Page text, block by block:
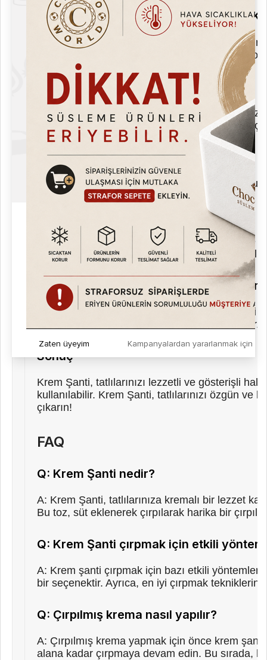
Yaş Çırpılmış Krema ve Sert Çırpılmış
Çırpılmış krema, yaş veya sert kıvamda
sahiptir. Hangi kıvamın tercih edildiğine bağlı
Krem Şanti İle Gösterişli Tatlılar
Krem Şanti, pasta, cupcake, kek gibi
Şanti lezzetiile yapılan tatlılar her zaman ilgi
Krem Şanti İle Şımartın
Krem Şanti ile yapılan tatlıları sevdiklerinize
Krem Şanti hazırlarken, uygun hızı seçmek ve
Krem Şanti yaparken her zaman başarılı
Krem Şanti İle Farklı Lezzetler Keşfedin
Krem Şanti, çikolatalı, meyveli veya fıstıklı
lezzet ve dokunuş katmanız mümkün olacaktır.
Sonuç
Krem Şanti, tatlılarınızı lezzetli ve gösterişli
kullanılabilir. Krem Şanti, tatlılarınızı özgün ve
çıkarın!
FAQ
Q: Krem Şanti nedir?
A: Krem Şanti, tatlılarınıza kremalı bir lezzet
Bu toz, süt eklenerek çırpılarak harika bir
Q: Krem Şanti çırpmak için etkili
A: Krem şanti çırpmak için bazı etkili yöntemler
bir seçenektir. Ayrıca, en iyi çırpmak
Q: Çırpılmış krema nasıl yapılır?
A: Çırpılmış krema yapmak için önce krem şanti
alana kadar çırpmaya devam edin. Bu sırada,
Kampanyalardan yararlanmak için
Zaten üyeyim